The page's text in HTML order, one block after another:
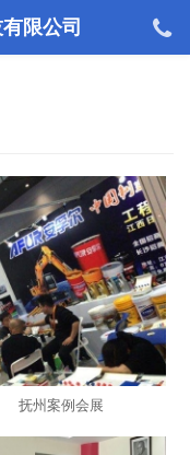
限公司
抚州案例会展